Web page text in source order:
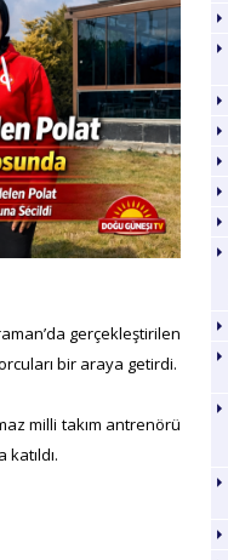
gerçekleştirilen
bir araya getirdi.
milli takım antrenörü